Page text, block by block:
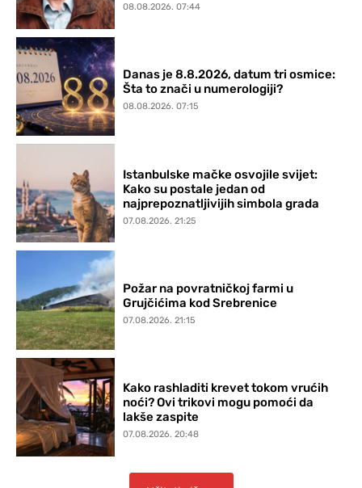
08.08.2026. 07:44
Danas je 8.8.2026, datum tri osmice:
Šta to znači u numerologiji?
08.08.2026. 07:15
Istanbulske mačke osvojile svijet:
Kako su postale jedan od
najprepoznatljivijih simbola grada
07.08.2026. 21:25
Požar na povratničkoj farmi u
Grujčićima kod Srebrenice
07.08.2026. 21:15
Kako rashladiti krevet tokom vrućih
noći? Ovi trikovi mogu pomoći da
lakše zaspite
07.08.2026. 20:48